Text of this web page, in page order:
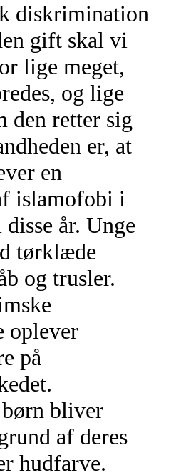
diskrimination
gift skal vi
lige meget,
og lige
den retter sig
er, at
en
islamofobi i
år. Unge
tørklæde
og trusler.
oplever
på
bliver
af deres
hudfarve.